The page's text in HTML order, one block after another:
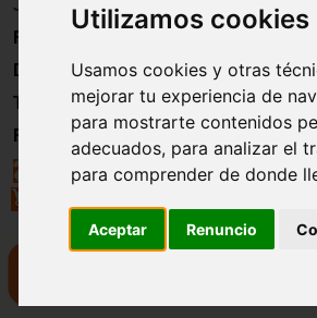
Utilizamos cookies
Usamos cookies y otras
mejorar tu experiencia de
para mostrarte contenidos
adecuados, para analizar el
para comprender de donde
Aceptar Renuncio
Juguetes
Formación
Directorio
Trabajo
Registro